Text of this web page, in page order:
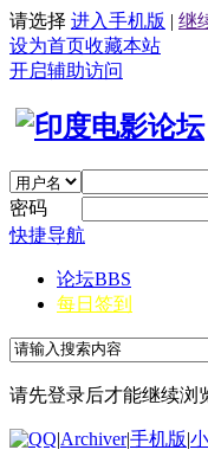
请选择 进入手机版 | 继
设为首页收藏本站
开启辅助访问
密码
快捷导航
论坛BBS
每日签到
请先登录后才能继续浏
|Archiver|手机版|